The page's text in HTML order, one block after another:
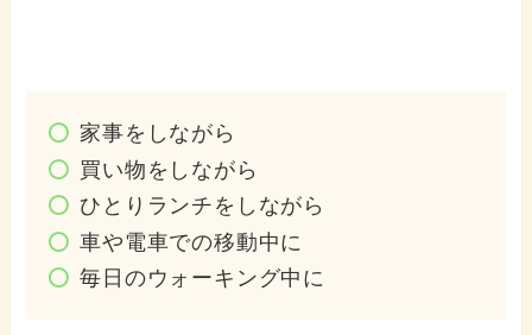
家事をしながら
買い物をしながら
ひとりランチをしながら
車や電車での移動中に
毎日のウォーキング中に